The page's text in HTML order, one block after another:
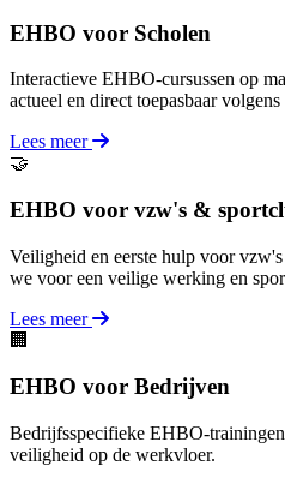
EHBO voor Scholen
Interactieve EHBO-cursussen op
actueel en direct toepasbaar
Lees meer
🤝
EHBO voor vzw's &
Veiligheid en eerste hulp voor
we voor een veilige werking en
Lees meer
🏢
EHBO voor Bedrijven
Bedrijfsspecifieke EHBO-
veiligheid op de werkvloer.